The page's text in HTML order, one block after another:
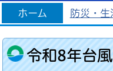
ホーム 防災・生
令和8年台